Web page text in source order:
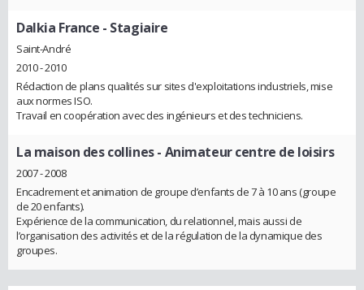
Dalkia France - Stagiaire
Saint-André
2010 - 2010
Rédaction de plans qualités sur sites d'exploitations industriels, mise
aux normes ISO.
Travail en coopération avec des ingénieurs et des techniciens.
La maison des collines- Animateur centre de loisirs
2007 - 2008
Encadrement et animation de groupe d’enfants de 7 à 10 ans (groupe
de 20 enfants).
Expérience de la communication, du relationnel, mais aussi de
l’organisation des activités et de la régulation de la dynamique des
groupes.